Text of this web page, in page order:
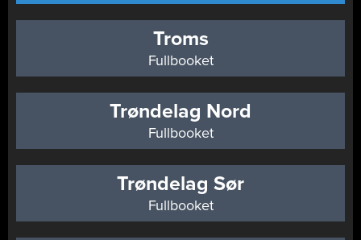
Troms
Fullbooket
Trøndelag Nord
Fullbooket
Trøndelag Sør
Fullbooket